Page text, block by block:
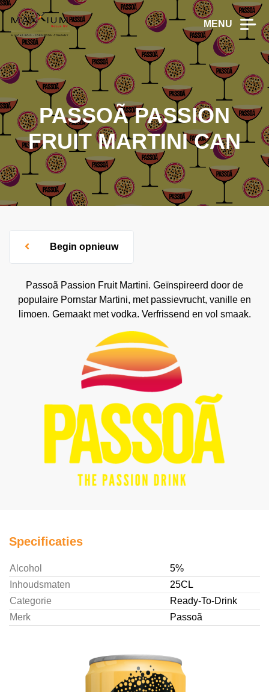
MENU
PASSOÃ PASSION
FRUIT MARTINI CAN
Begin opnieuw
Passoã Passion Fruit Martini. Geïnspireerd door de
populaire Pornstar Martini, met passievrucht, vanille en
limoen. Gemaakt met vodka. Verfrissend en vol smaak.
Specificaties
Alcohol
5%
Inhoudsmaten
25CL
Categorie
Ready-To-Drink
Merk
Passoã